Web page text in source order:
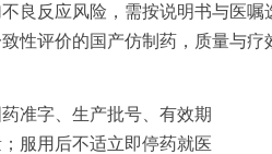
良反应风险，需按说明书与医嘱
性评价的国产仿制药，质量与疗
准字、生产批号、有效期
服用后不适立即停药就医